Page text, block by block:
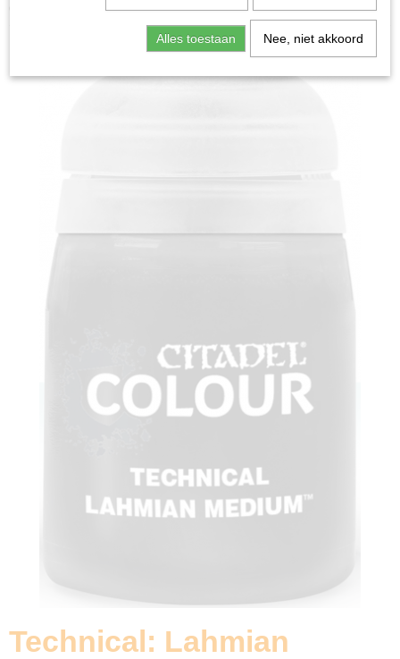
Technical: Lahmian
Alles toestaan Nee, niet akkoord